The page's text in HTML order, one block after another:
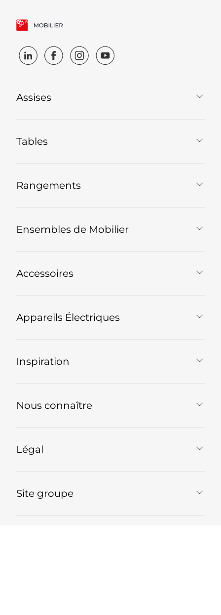
Assises
Tables
Rangements
Ensembles de Mobilier
Accessoires
Appareils Électriques
Inspiration
Nous connaître
Légal
Site groupe